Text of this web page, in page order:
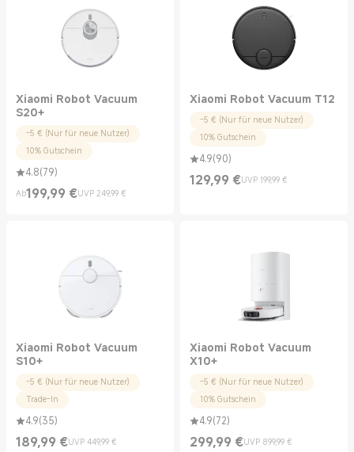
Xiaomi Robot Vacuum
S20+
-5 € (Nur für neue Nutzer)
10% Gutschein
4.8(79)
Ab199,99 €
Current Price €199.99UVP 249,99 €
UVP 249,99 €
Xiaomi Robot Vacuum T12
-5 € (Nur für neue Nutzer)
10% Gutschein
4.9(90)
129,99 €
Current Price €129.99
UVP 199,99 €
UVP 199,99 €
Xiaomi Robot Vacuum
S10+
-5 € (Nur für neue Nutzer)
Trade-In
4.9(35)
189,99 €
Current Price €189.99
UVP 449,99 €
UVP 449,99 €
Xiaomi Robot Vacuum
X10+
-5 € (Nur für neue Nutzer)
10% Gutschein
4.9(72)
299,99 €
Current Price €299.99
UVP 899,99 €
UVP 899,99 €